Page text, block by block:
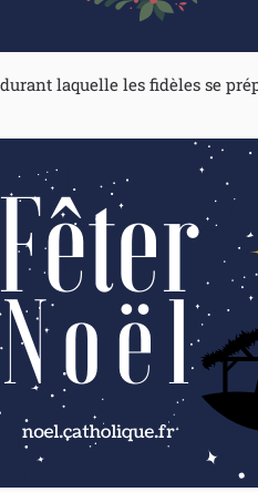
laquelle les fidèles se